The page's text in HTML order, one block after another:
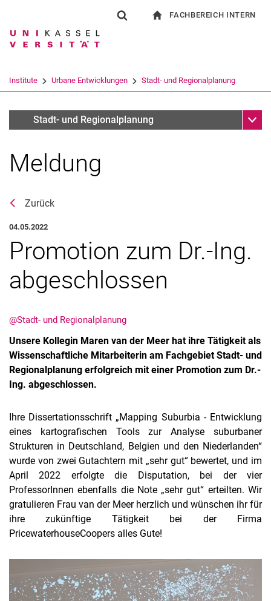
Springe direkt zu: Inhalt
Springe direkt zu: Suche
Springe direkt zu:
Suchbegriff
Suchen (öffnet externen Link in einem
FACHBEREICH INTERN
Institute Urbane Entwicklungen Stadt- und Regionalplanung
AktuellesStadt- und Regionalplanung
Meldung
Zurück
04.05.2022
Promotion zum Dr.-Ing.
abgeschlossen
@Stadt- und Regionalplanung
Unsere Kollegin Maren van der Meer hat ihre Tätigkeit als
Wissenschaftliche Mitarbeiterin am Fachgebiet Stadt- und
Regionalplanung erfolgreich mit einer Promotion zum Dr.-
Ing. abgeschlossen.
Ihre Dissertationsschrift „Mapping Suburbia - Entwicklung
eines kartografischen Tools zur Analyse suburbaner
Strukturen in Deutschland, Belgien und den Niederlanden“
wurde von zwei Gutachtern mit „sehr gut“ bewertet, und im
April 2022 erfolgte die Disputation, bei der vier
ProfessorInnen ebenfalls die Note „sehr gut“ erteilten. Wir
gratulieren Frau van der Meer herzlich und wünschen ihr für
ihre zukünftige Tätigkeit bei der Firma
PricewaterhouseCoopers alles Gute!